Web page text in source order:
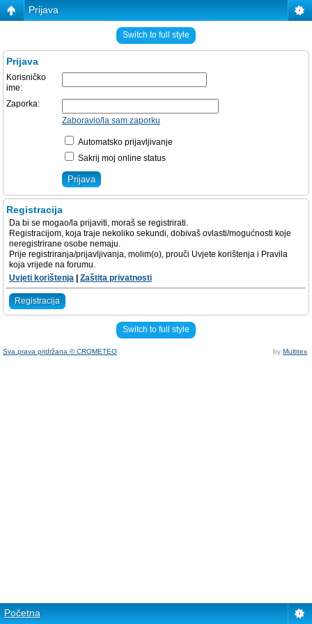
Prijava
Switch to full style
Prijava
Korisničko
ime:
Zaporka:
Zaboravio/la sam zaporku
Automatsko prijavljivanje
Sakrij moj online status
Registracija
Da bi se mogao/la prijaviti, moraš se registrirati.
Registracijom, koja traje nekoliko sekundi, dobivaš ovlasti/mogućnosti koje
neregistrirane osobe nemaju.
Prije registriranja/prijavljivanja, molim(o), prouči Uvjete korištenja i Pravila
koja vrijede na forumu.
Uvjeti korištenja
Zaštita privatnosti
Registracija
Switch to full style
Sva prava pridržana © CROMETEO by Multitex
Početna